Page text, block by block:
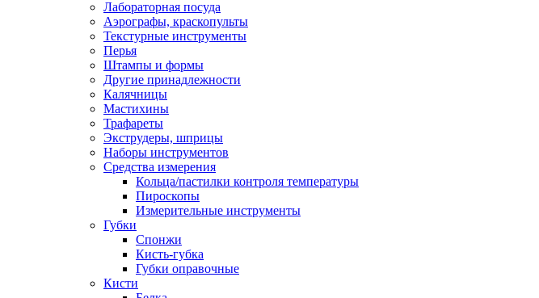
Лабораторная посуда
Аэрографы, краскопульты
Текстурные инструменты
Перья
Штампы и формы
Другие принадлежности
Калячницы
Мастихины
Трафареты
Экструдеры, шприцы
Наборы инструментов
Средства измерения
Кольца/пастилки контроля температуры
Пироскопы
Измерительные инструменты
Губки
Спонжи
Кисть-губка
Губки оправочные
Кисти